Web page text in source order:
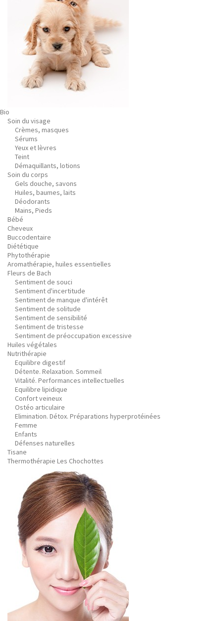
Bio
Soin du visage
Crèmes, masques
Sérums
Yeux et lèvres
Teint
Démaquillants, lotions
Soin du corps
Gels douche, savons
Huiles, baumes, laits
Déodorants
Mains, Pieds
Bébé
Cheveux
Buccodentaire
Diététique
Phytothérapie
Aromathérapie, huiles essentielles
Fleurs de Bach
Sentiment de souci
Sentiment d'incertitude
Sentiment de manque d'intérêt
Sentiment de solitude
Sentiment de sensibilité
Sentiment de tristesse
Sentiment de préoccupation excessive
Huiles végétales
Nutrithérapie
Equilibre digestif
Détente. Relaxation. Sommeil
Vitalité. Performances intellectuelles
Equilibre lipidique
Confort veineux
Ostéo articulaire
Elimination. Détox. Préparations hyperprotéinées
Femme
Enfants
Défenses naturelles
Tisane
Thermothérapie Les Chochottes